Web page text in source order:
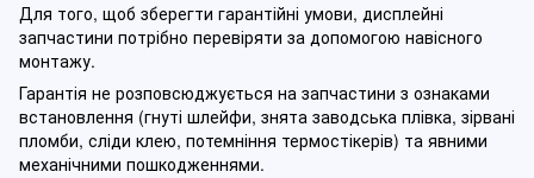
Для того, щоб зберегти гарантійні умови, дисплейні
запчастини потрібно перевіряти за допомогою навісного
монтажу.
Гарантія не розповсюджується на запчастини з ознаками
встановлення (гнуті шлейфи, знята заводська плівка, зірвані
пломби, сліди клею, потемніння термостікерів) та явними
механічними пошкодженнями.